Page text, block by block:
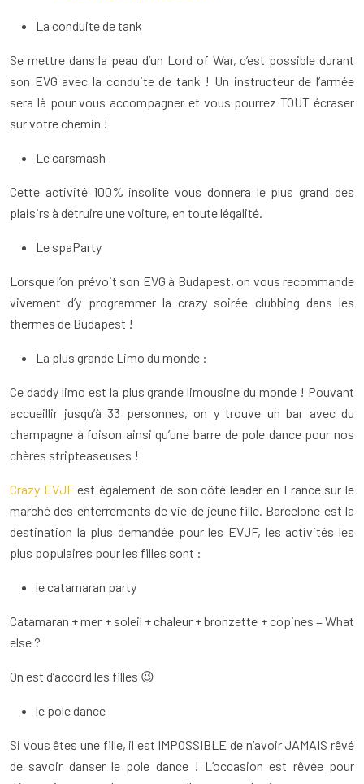
La conduite de tank
Se mettre dans la peau d’un Lord of War, c’est possible durant
son EVG avec la conduite de tank ! Un instructeur de l’armée
sera là pour vous accompagner et vous pourrez TOUT écraser
sur votre chemin !
Le carsmash
Cette activité 100% insolite vous donnera le plus grand des
plaisirs à détruire une voiture, en toute légalité.
Le spaParty
Lorsque l’on prévoit son EVG à Budapest, on vous recommande
vivement d’y programmer la crazy soirée clubbing dans les
thermes de Budapest !
La plus grande Limo du monde :
Ce daddy limo est la plus grande limousine du monde ! Pouvant
accueillir jusqu’à 33 personnes, on y trouve un bar avec du
champagne à foison ainsi qu’une barre de pole dance pour nos
chères stripteaseuses !
Crazy EVJFest également de son côté leader en France sur le
marché des enterrements de vie de jeune fille. Barcelone est la
destination la plus demandée pour les EVJF, les activités les
plus populaires pour les filles sont :
le catamaran party
Catamaran + mer + soleil + chaleur + bronzette + copines = What
else ?
On est d’accord les filles 😉
le pole dance
Si vous êtes une fille, il est IMPOSSIBLE de n’avoir JAMAIS rêvé
de savoir danser le pole dance ! L’occasion est rêvée pour